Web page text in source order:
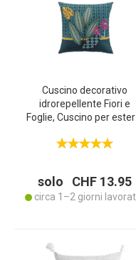
Cuscino decorativo
idrorepellente Fiori e
Foglie, Cuscino per
solo CHF 13.95
circa 1–2 giorni